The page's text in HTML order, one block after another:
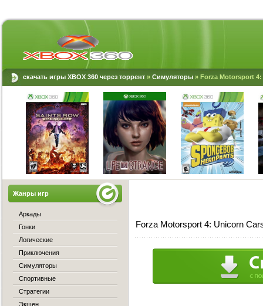
скачать игры XBOX 360 через торрент » Симуляторы » Forza Motorsport 4:
Forza Motorsport 4: Unicorn
Жанры игр
Аркады
Гонки
Логические
Приключения
Симуляторы
Спортивные
Стратегии
Экшен